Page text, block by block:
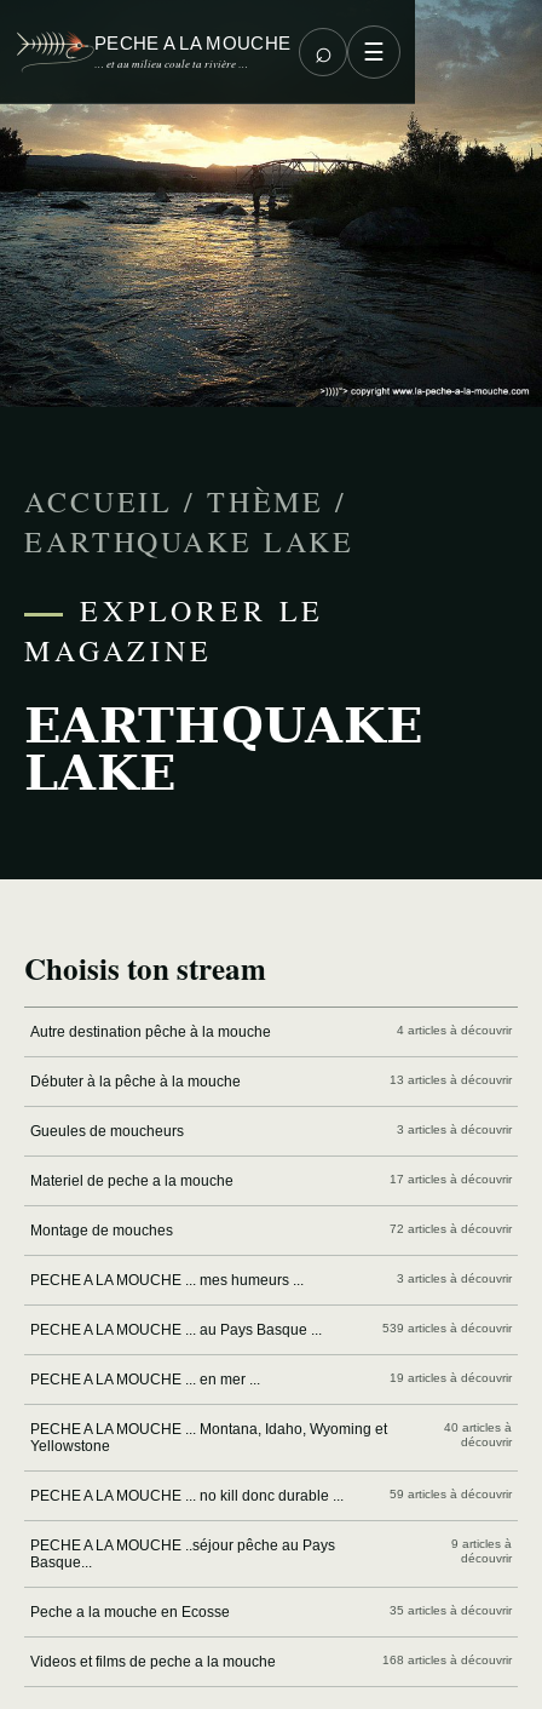
PECHE A LA MOUCHE
… et au milieu coule ta rivière … ⌕ ☰
ACCUEIL / THÈME /
EARTHQUAKE LAKE
EXPLORER LE
MAGAZINE
EARTHQUAKE
LAKE
Choisis ton stream
Autre destination pêche à la mouche 4 articles à découvrir
Débuter à la pêche à la mouche 13 articles à découvrir
Gueules de moucheurs 3 articles à découvrir
Materiel de peche a la mouche 17 articles à découvrir
Montage de mouches 72 articles à découvrir
PECHE A LA MOUCHE ... mes humeurs ... 3 articles à découvrir
PECHE A LA MOUCHE ... au Pays Basque ... 539 articles à découvrir
PECHE A LA MOUCHE ... en mer ... 19 articles à découvrir
PECHE A LA MOUCHE ... Montana, Idaho, Wyoming et
Yellowstone
40 articles à
découvrir
PECHE A LA MOUCHE ... no kill donc durable ... 59 articles à découvrir
PECHE A LA MOUCHE ..séjour pêche au Pays
Basque...
9 articles à
découvrir
Peche a la mouche en Ecosse 35 articles à découvrir
Videos et films de peche a la mouche 168 articles à découvrir